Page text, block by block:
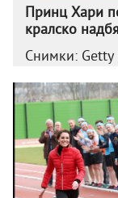
Принц Хари
кралско
Снимки: Getty